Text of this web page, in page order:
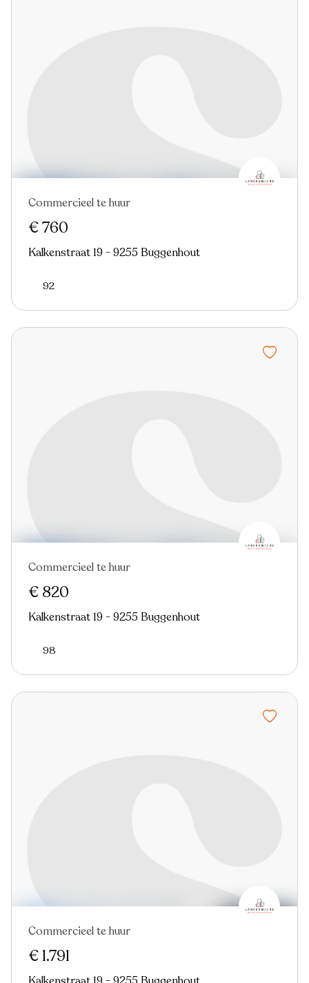
Commercieel te huur
€ 760
Kalkenstraat 19 - 9255 Buggenhout
92
Commercieel te huur
€ 820
Kalkenstraat 19 - 9255 Buggenhout
98
Commercieel te huur
€ 1.791